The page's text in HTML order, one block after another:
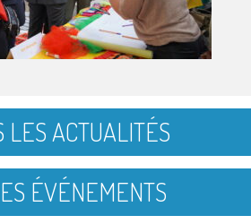
LES ACTUALITÉS
ÉVÉNEMENTS